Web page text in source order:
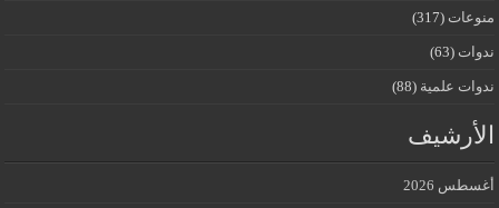
منوعات (317)
ندوات (63)
ندوات علمية (88)
الأرشيف
أغسطس 2026